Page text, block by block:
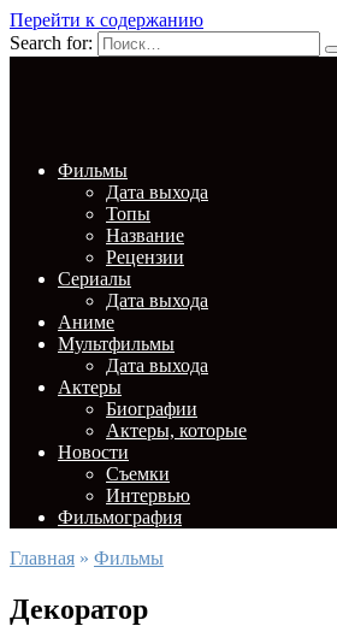
Перейти к содержанию
Search for:
Фильмы
Дата выхода
Топы
Название
Рецензии
Сериалы
Дата выхода
Аниме
Мультфильмы
Дата выхода
Актеры
Биографии
Актеры, которые
Новости
Съемки
Интервью
Фильмография
Главная » Фильмы
Декоратор